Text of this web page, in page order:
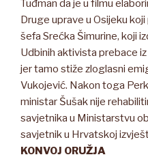
Tuđman da je u filmu
Druge uprave u Osijeku
šefa Srećka Šimurine, koji
Udbinih aktivista prebace
jer tamo stiže zloglasni
Vukojević. Nakon toga
ministar Šušak nije
savjetnika u Ministarstvu
savjetnik u Hrvatskoj
KONVOJ ORUŽJA